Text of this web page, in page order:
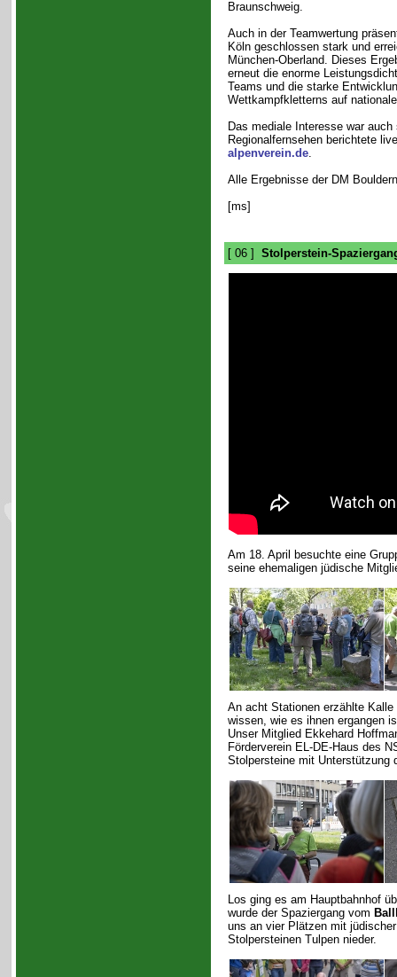
Braunschweig.
Auch in der Teamwertung
Köln geschlossen stark und
München-Oberland. Dieses
erneut die enorme
Teams und die starke
Wettkampfkletterns auf
Das mediale Interesse war
Regionalfernsehen berichtete
alpenverein.de.
Alle Ergebnisse der DM
[ms]
[ 06 ] Stolperstein-
Am 18. April besuchte eine
seine ehemaligen jüdische
An acht Stationen erzählte
wissen, wie es ihnen ergangen
Unser Mitglied Ekkehard
Förderverein EL-DE-Haus des
Stolpersteine mit Unterstützung
Los ging es am Hauptbahnhof
wurde der Spaziergang vom
uns an vier Plätzen mit
Stolpersteinen Tulpen nieder.